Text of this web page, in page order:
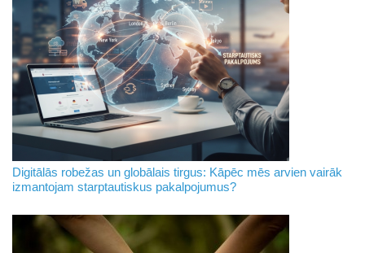
Digitālās robežas un globālais tirgus: Kāpēc mēs arvien vairāk
izmantojam starptautiskus pakalpojumus?